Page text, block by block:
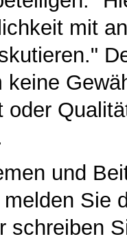
mit
keine
oder
und
Sie
schreiben